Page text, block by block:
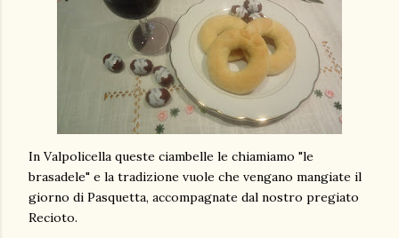
In Valpolicella queste ciambelle le chiamiamo "le
brasadele" e la tradizione vuole che vengano mangiate il
giorno di Pasquetta, accompagnate dal nostro pregiato
Recioto.